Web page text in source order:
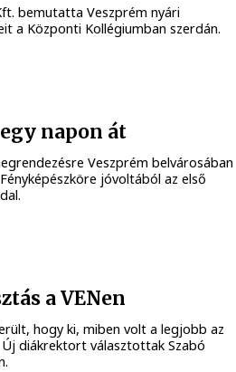
bemutatta Veszprém nyári
a Központi Kollégiumban szerdán.
napon át
Veszprém belvárosában
jóvoltából az első
a VENen
hogy ki, miben volt a legjobb az
diákrektort választottak Szabó